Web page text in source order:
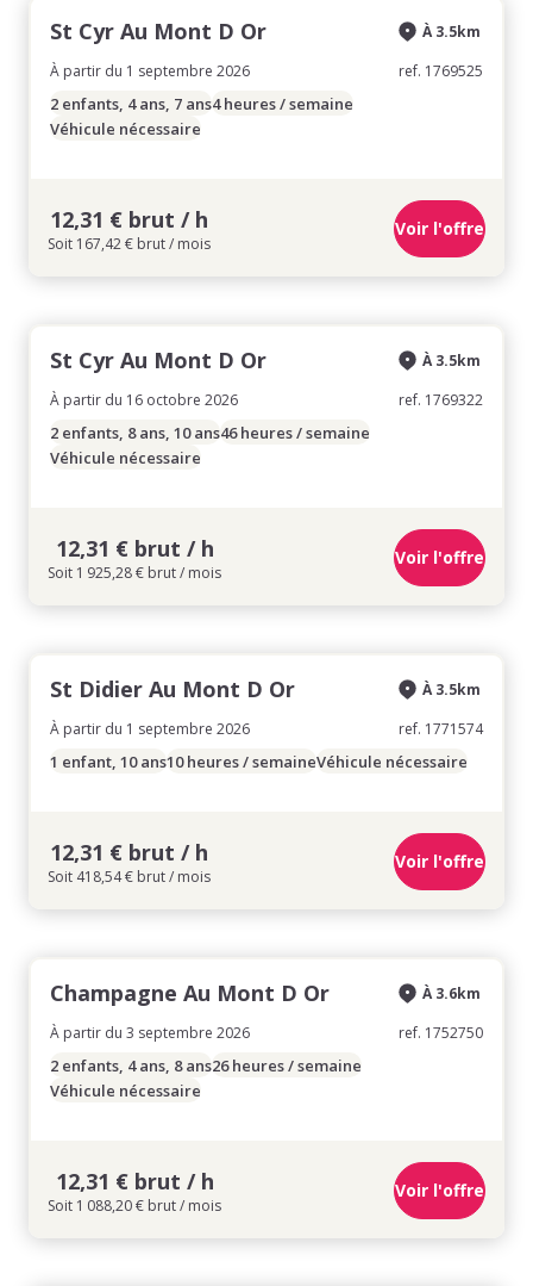
St Cyr Au Mont D Or
À partir du 1 septembre 2026
À 3.5km
ref. 1769525
2 enfants, 4 ans, 7 ans4 heures / semaine
Véhicule nécessaire
12,31 € brut / h
Soit 167,42 € brut / mois
Voir l'offre
St Cyr Au Mont D Or
À partir du 16 octobre 2026
À 3.5km
ref. 1769322
2 enfants, 8 ans, 10 ans46 heures / semaine
Véhicule nécessaire
12,31 € brut / h
Soit 1 925,28 € brut / mois
Voir l'offre
St Didier Au Mont D Or
À partir du 1 septembre 2026
À 3.5km
ref. 1771574
1 enfant, 10 ans10 heures / semaineVéhicule nécessaire
12,31 € brut / h
Soit 418,54 € brut / mois
Voir l'offre
Champagne Au Mont D Or
À partir du 3 septembre 2026
À 3.6km
ref. 1752750
2 enfants, 4 ans, 8 ans26 heures / semaine
Véhicule nécessaire
12,31 € brut / h
Soit 1 088,20 € brut / mois
Voir l'offre